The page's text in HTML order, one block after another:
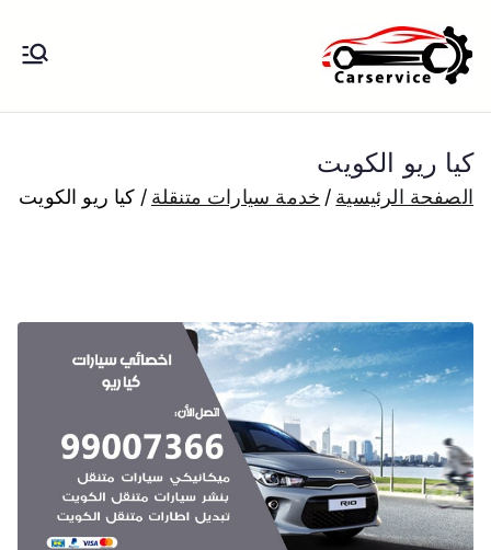
إلى
المحتوى
بنشر متنقل الكويت كهرباء وبنشر تبديل
بارخص الاسعاركيا ريو الكويت
الصفحة الرئيسية خدمة سيارات متنقلة كيا ريو الكويت